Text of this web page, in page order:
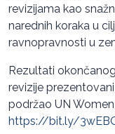
revizijama kao
narednih koraka u
ravnopravnosti u
Rezultati
revizije
podržao UN
https://bit.ly/